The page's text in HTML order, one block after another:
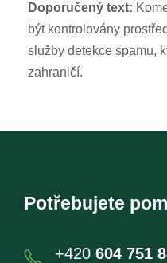
Doporučený text:
být kontrolovány
služby detekce spamu,
zahraničí.
Potřebujete
+420 604 751